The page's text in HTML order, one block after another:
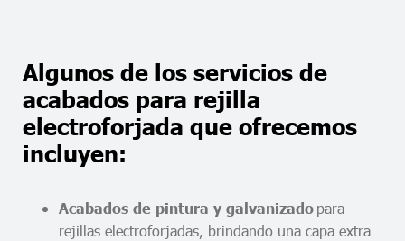
Algunos de los servicios de
acabados para rejilla
electroforjada que ofrecemos
incluyen:
Acabados de pintura y galvanizado para
rejillas electroforjadas, brindando una capa extra